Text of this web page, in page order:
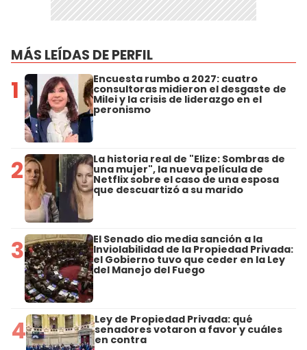
MÁS LEÍDAS DE PERFIL
1 Encuesta rumbo a 2027: cuatro
consultoras midieron el desgaste de
Milei y la crisis de liderazgo en el
peronismo
2 La historia real de "Elize: Sombras de
una mujer", la nueva película de
Netflix sobre el caso de una esposa
que descuartizó a su marido
3 El Senado dio media sanción a la
Inviolabilidad de la Propiedad Privada:
el Gobierno tuvo que ceder en la Ley
del Manejo del Fuego
4 Ley de Propiedad Privada: qué
senadores votaron a favor y cuáles
en contra